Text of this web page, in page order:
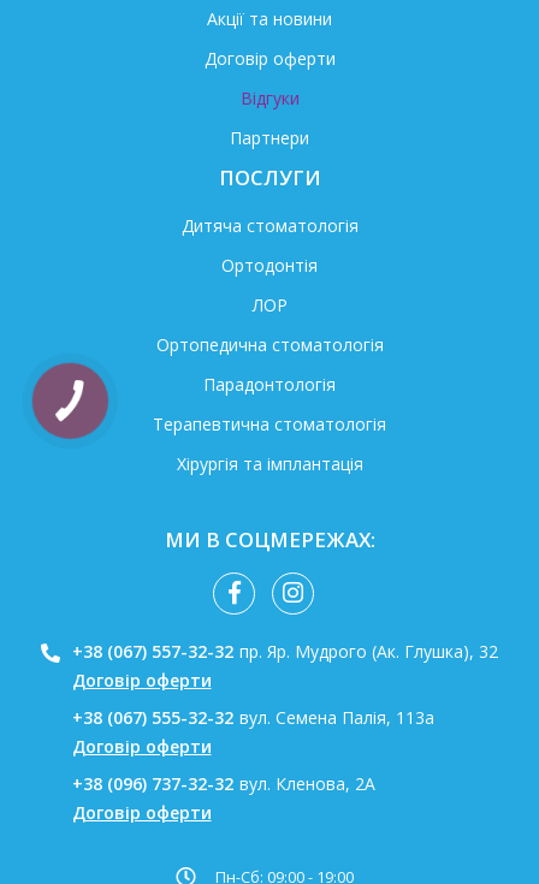
Акції та новини
Договір оферти
Відгуки
Партнери
ПОСЛУГИ
Дитяча стоматологія
Ортодонтія
ЛОР
Ортопедична стоматологія
Парадонтологія
Терапевтична стоматологія
Хірургія та імплантація
МИ В СОЦМЕРЕЖАХ:
+38 (067) 557-32-32 пр. Яр. Мудрого (Ак. Глушка), 32
Договір оферти
+38 (067) 555-32-32 вул. Семена Палія, 113а
Договір оферти
+38 (096) 737-32-32 вул. Кленова, 2А
Договір оферти
Пн-Сб: 09:00 - 19:00